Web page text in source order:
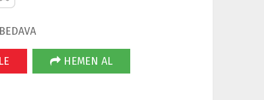
HEMEN AL